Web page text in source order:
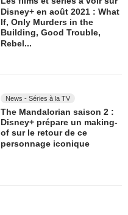
Disney+ en août 2021 : What
If, Only Murders in the
Building, Good Trouble,
Rebel...
News - Séries à la TV
The Mandalorian saison 2 :
Disney+ prépare un making-
of sur le retour de ce
personnage iconique